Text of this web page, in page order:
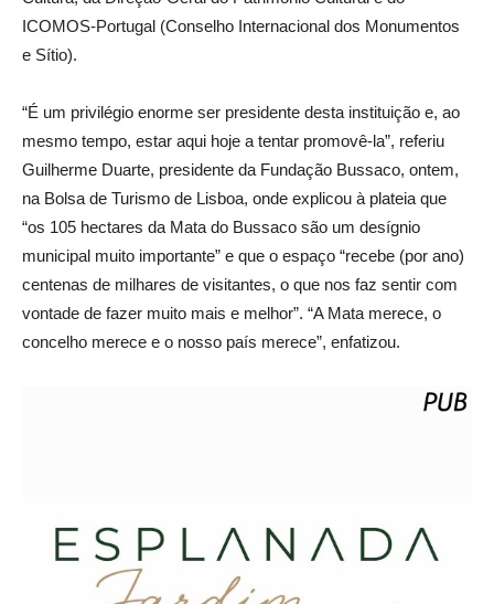
ICOMOS-Portugal (Conselho Internacional dos Monumentos
e Sítio).
“É um privilégio enorme ser presidente desta instituição e, ao
mesmo tempo, estar aqui hoje a tentar promovê-la”, referiu
Guilherme Duarte, presidente da Fundação Bussaco, ontem,
na Bolsa de Turismo de Lisboa, onde explicou à plateia que
“os 105 hectares da Mata do Bussaco são um desígnio
municipal muito importante” e que o espaço “recebe (por ano)
centenas de milhares de visitantes, o que nos faz sentir com
vontade de fazer muito mais e melhor”. “A Mata merece, o
concelho merece e o nosso país merece”, enfatizou.